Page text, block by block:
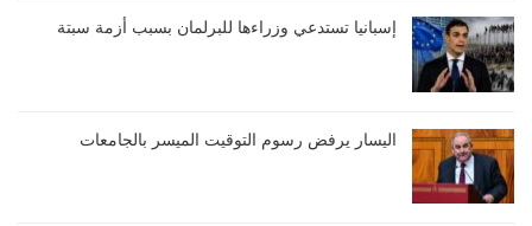
إسبانيا تستدعي وزراءها للبرلمان بسبب أزمة سبتة
اليسار يرفض رسوم التوقيت الميسر بالجامعات